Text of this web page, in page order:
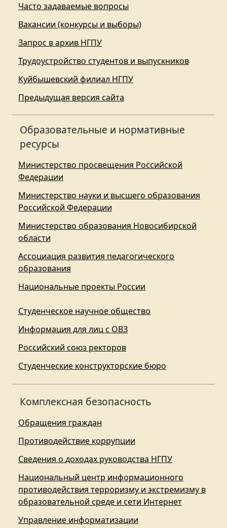
Часто задаваемые вопросы
Вакансии (конкурсы и выборы)
Запрос в архив НГПУ
Трудоустройство студентов и выпускников
Куйбышевский филиал НГПУ
Предыдущая версия сайта
Образовательные и нормативные
ресурсы
Министерство просвещения Российской
Федерации
Министерство науки и высшего образования
Российской Федерации
Министерство образования Новосибирской
области
Ассоциация развития педагогического
образования
Национальные проекты России
Студенческое научное общество
Информация для лиц с ОВЗ
Российский союз ректоров
Студенческие конструкторские бюро
Комплексная безопасность
Обращения граждан
Противодействие коррупции
Сведения о доходах руководства НГПУ
Национальный центр информационного
противодействия терроризму и экстремизму в
образовательной среде и сети Интернет
Управление информатизации